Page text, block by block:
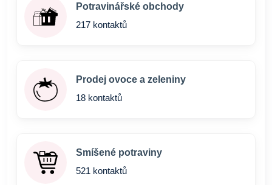
Potravinářské obchody
217 kontaktů
Prodej ovoce a zeleniny
18 kontaktů
Smíšené potraviny
521 kontaktů